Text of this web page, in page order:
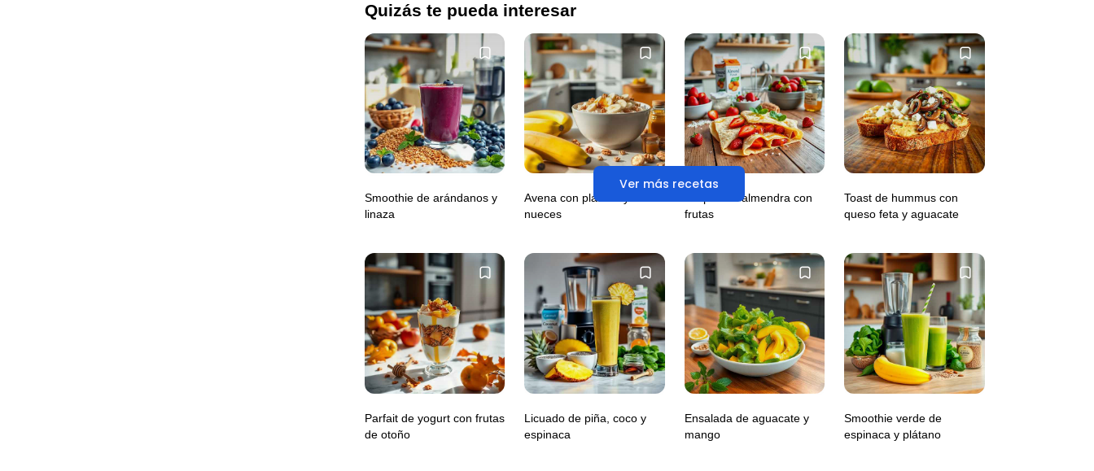
Quizás te pueda interesar
Ver más recetas
Smoothie de arándanos y
linaza
Avena con plátano y
nueces
Crepas de almendra con
frutas
Toast de hummus con
queso feta y aguacate
Parfait de yogurt con frutas
de otoño
Licuado de piña, coco y
espinaca
Ensalada de aguacate y
mango
Smoothie verde de
espinaca y plátano